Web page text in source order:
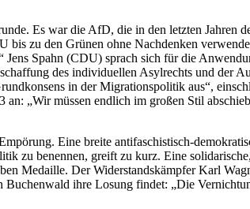
Es war die AfD, die in den letzten Jahren
zu den Grünen ohne Nachdenken
Jens Spahn (CDU) sprach sich für die
des individuellen Asylrechts und der
in der Migrationspolitik aus“,
„Wir müssen endlich im großen Stil
Eine breite antifaschistisch-
zu benennen, greift zu kurz. Eine
Medaille. Der Widerstandskämpfer Karl
ihre Losung findet: „Die